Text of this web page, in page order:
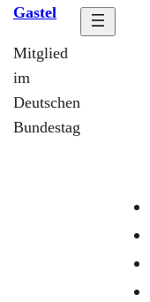
Gastel
Mitglied
im
Deutschen
Bundestag